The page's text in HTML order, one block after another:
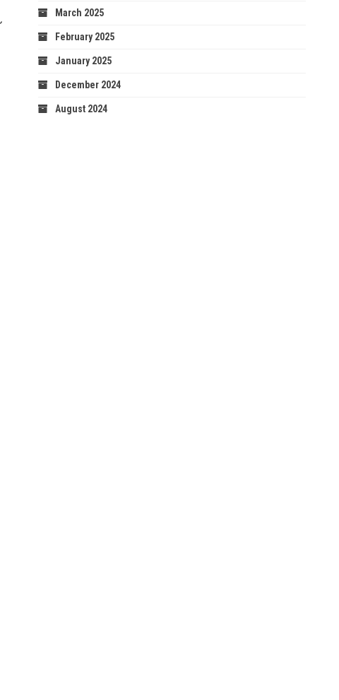
March 2025
February 2025
January 2025
December 2024
August 2024